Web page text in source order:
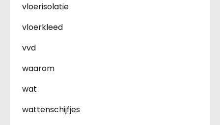
vloerisolatie
vloerkleed
vvd
waarom
wat
wattenschijfjes